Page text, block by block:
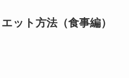
ット方法（食事編）